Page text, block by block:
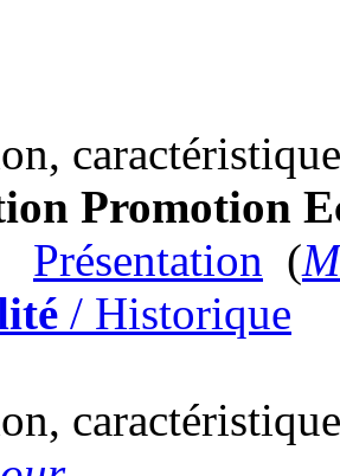
Promotion
Présentation (
/ Historique